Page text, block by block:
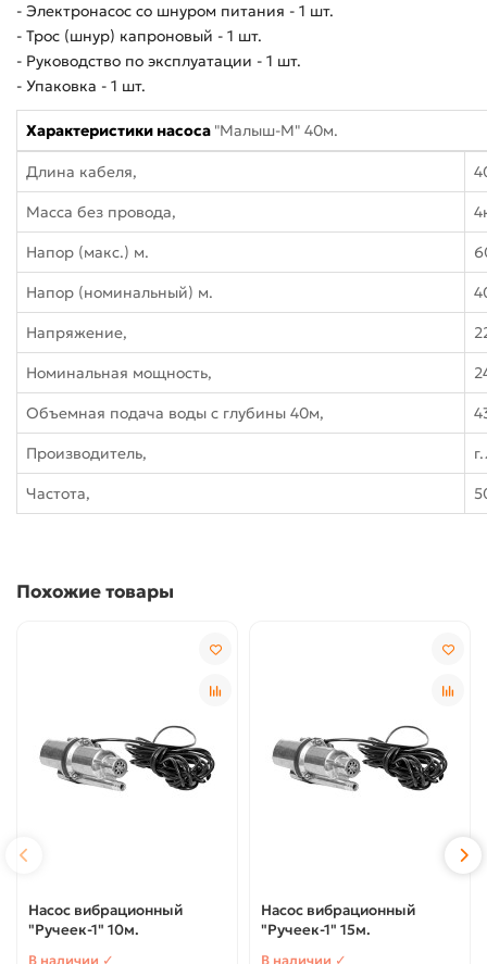
- Электронасос со шнуром питания - 1 шт.
- Трос (шнур) капроновый - 1 шт.
- Руководство по эксплуатации - 1 шт.
- Упаковка - 1 шт.
Характеристики насоса "Малыш-М" 40м.
Длина кабеля,
Масса без провода,
Напор (макс.) м.
Напор (номинальный) м.
Напряжение,
Номинальная мощность,
Объемная подача воды с глубины 40м,
Производитель,
Частота,
Похожие товары
Насос вибрационный
"Ручеек-1" 10м.
В наличии ✓
Насос вибрационный
"Ручеек-1" 15м.
В наличии ✓